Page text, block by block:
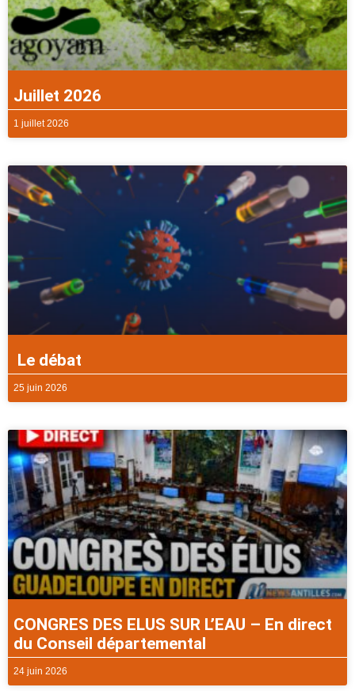
Juillet 2026
1 juillet 2026
Le débat
25 juin 2026
CONGRES DES ELUS SUR L’EAU – En direct
du Conseil départemental
24 juin 2026